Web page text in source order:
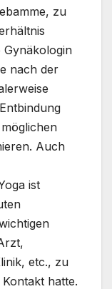
zu
Gynäkologin
nach der
Auch
ist
etc., zu
hatte.